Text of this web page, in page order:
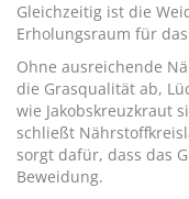
Gleichzeitig ist die
Erholungsraum für
Ohne ausreichende
die Grasqualität ab,
wie Jakobskreuzkraut
schließt
sorgt dafür, dass das
Beweidung.